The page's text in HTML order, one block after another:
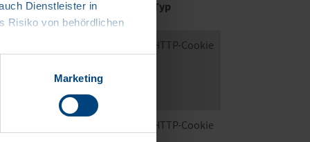
Dienstleister in
Risiko von behördlichen
Marketing
Typ
HTTP-Cookie
HTTP-Cookie